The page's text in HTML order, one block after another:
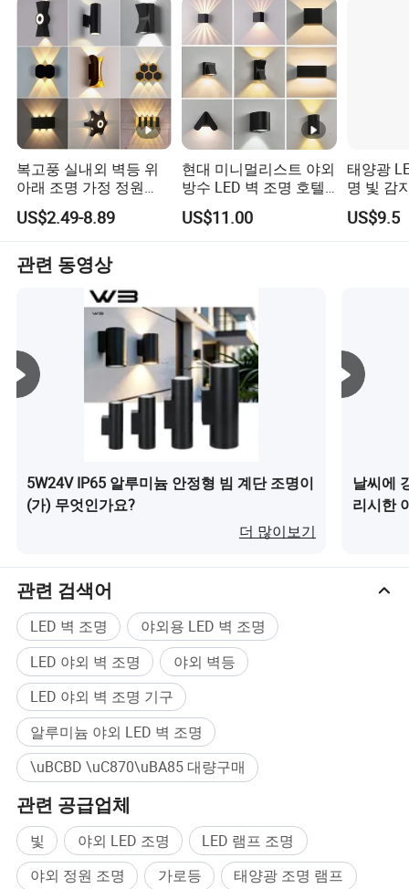
Shao Lighting은 조명 기구에 대한 독특한 통찰력을 가지고
있습니다. 조명 기구에 대한 생산과 디자인은 대중화 및 맞
춤화 되어 고객의 독특한 선택과 맞춤 제작 요구를 충족시
킵니다. 생산 및 디자인을 통합하는 실외용 램프 제조업체
인 Ningshao Lighting은 "제품 라인, 레터 도달", 벨트 및 도
로 조명 사용, 기업 사명으로 도로가 어두워질 수 없음, 도시
가 기초로 자리 매기, 그리고 혁신을 고집합니다.
우리의 큰 비전은 글로벌 조명 기업을 구축하는 것입니다.
닝샤오 라이팅은 중동, 동남아시아, 서아시아, 러시아 및 주
변 국가의 16개 국가에서 이미 사업을 운영하고 있습니다.
두바이, 오만, 푸지라, 샤르자 등 여러 곳에서 생산, 공급, 판
매를 완료했습니다. 우리는 완전한 배송, 판매 및 애프터세
일즈 서비스 시스템을 가지고 있습니다.
10년 동안 개발을 마친 닝샤오 라이팅은 메탈 할라이드 램
프와 에너지 절약 램프에서 대형 LED 시장으로, 그리고 나
서 태양 에너지와 풍력 발전 등 많은 친환경 에너지원의 통
로에 이르기까지 발전했습니다.
우리 회사는 친환경 에너지 개발과 병행하여 탄소 배출량
을 줄이고, 가능한 한 전 세계 저탄소 배출에 기여하고 있습
니다.
Ningshao Lighting의 제품은 실외 가로등, 코트야드 조명,
높은 기둥 조명, 가로등 조명을 갖추고 있습니다
복고풍 실내외 벽등 위
아래 조명 가정 정원
LED 램프 조명
US$2.49-8.89
현대 미니멀리스트 야외
방수 LED 벽 조명 호텔
복도 및 계단용
US$11.00
태양광
명 빛 감
터 새벽
한 일광
US$9.5
관련 동영상
5W24V IP65 알루미늄 안정형 빔 계단 조명이
(가) 무엇인가요?
더 많이보기
날씨에
리시한
관련 검색어
LED 벽 조명
야외용 LED 벽 조명
LED 야외 벽 조명
야외 벽등
LED 야외 벽 조명 기구
알루미늄 야외 LED 벽 조명
\uBCBD \uC870\uBA85 대량구매
관련 공급업체
빛 야외 LED 조명
LED 램프 조명
야외 정원 조명
가로등 태양광 조명 램프